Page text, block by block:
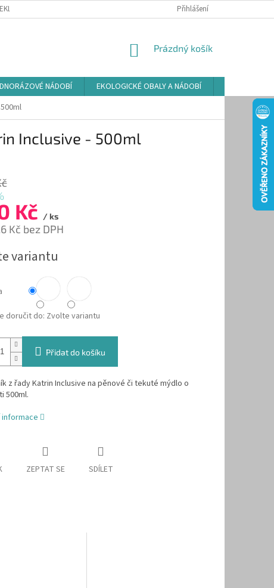
ŘÁD ZÁSADY POUŽÍVÁNÍ SOUBORŮ COOKIES
Přihlášení
NÁKUPNÍ
Prázdný košík
NÁDOBÍ EKOLOGICKÉ OBALY A NÁDOBÍ
Inclusive - 500ml
Kč / ks
Kč bez DPH
variantu
doručit do: Zvolte variantu
Přidat do košíku
z řady Katrin Inclusive na pěnové či tekuté mýdlo o
500ml.
informace
ZEPTAT SE SDÍLET